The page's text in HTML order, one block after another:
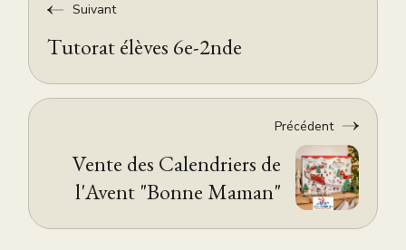
Suivant
Tutorat élèves 6e-2nde
Précédent
Vente des Calendriers de
l'Avent "Bonne Maman"